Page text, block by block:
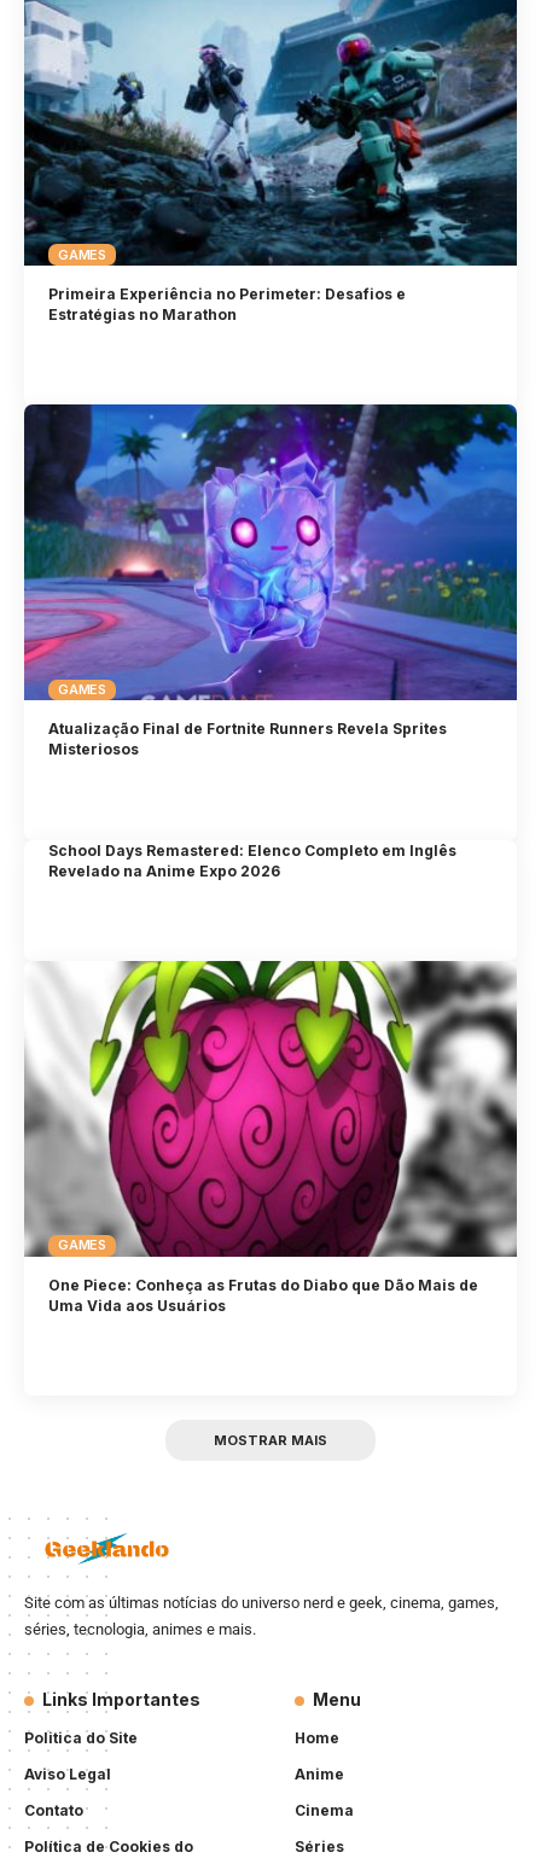
GAMES
Primeira Experiência no Perimeter: Desafios e
Estratégias no Marathon
GAMES
Atualização Final de Fortnite Runners Revela Sprites
Misteriosos
School Days Remastered: Elenco Completo em Inglês
Revelado na Anime Expo 2026
GAMES
One Piece: Conheça as Frutas do Diabo que Dão Mais de
Uma Vida aos Usuários
MOSTRAR MAIS
Site com as últimas notícias do universo nerd e geek, cinema, games,
séries, tecnologia, animes e mais.
Links Importantes
Politica do Site
Aviso Legal
Contato
Política de Cookies do
Menu
Home
Anime
Cinema
Séries